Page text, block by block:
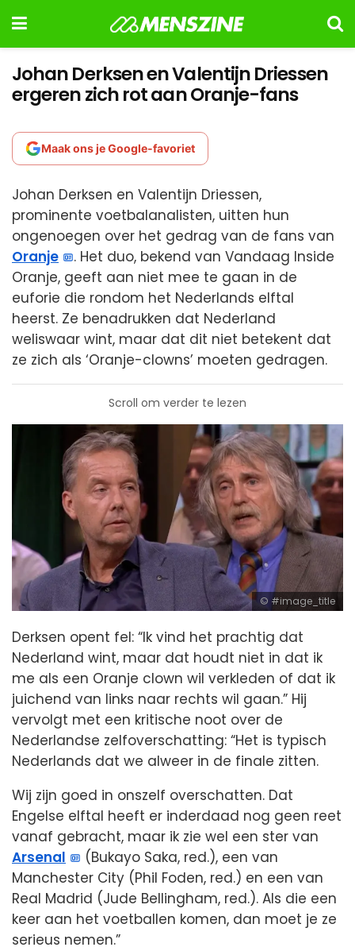
Johan Derksen en Valentijn Driessen
ergeren zich rot aan Oranje-fans
Maak ons je Google-favoriet
Johan Derksen en Valentijn Driessen,
prominente voetbalanalisten, uitten hun
ongenoegen over het gedrag van de fans van
Oranje
. Het duo, bekend van Vandaag Inside
Oranje, geeft aan niet mee te gaan in de
euforie die rondom het Nederlands elftal
heerst. Ze benadrukken dat Nederland
weliswaar wint, maar dat dit niet betekent dat
ze zich als ‘Oranje-clowns’ moeten gedragen.
Scroll om verder te lezen
#image_title
Derksen opent fel: “Ik vind het prachtig dat
Nederland wint, maar dat houdt niet in dat ik
me als een Oranje clown wil verkleden of dat ik
juichend van links naar rechts wil gaan.” Hij
vervolgt met een kritische noot over de
Nederlandse zelfoverschatting: “Het is typisch
Nederlands dat we alweer in de finale zitten.
Wij zijn goed in onszelf overschatten. Dat
Engelse elftal heeft er inderdaad nog geen reet
vanaf gebracht, maar ik zie wel een ster van
Arsenal
(Bukayo Saka, red.), een van
Manchester City (Phil Foden, red.) en een van
Real Madrid (Jude Bellingham, red.). Als die een
keer aan het voetballen komen, dan moet je ze
serieus nemen.”